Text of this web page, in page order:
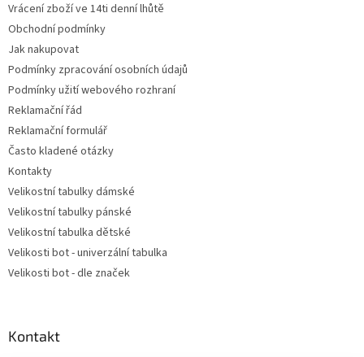
Vrácení zboží ve 14ti denní lhůtě
Obchodní podmínky
Jak nakupovat
Podmínky zpracování osobních údajů
Podmínky užití webového rozhraní
Reklamační řád
Reklamační formulář
Často kladené otázky
Kontakty
Velikostní tabulky dámské
Velikostní tabulky pánské
Velikostní tabulka dětské
Velikosti bot - univerzální tabulka
Velikosti bot - dle značek
Kontakt